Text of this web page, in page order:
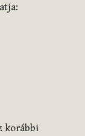
korábbi